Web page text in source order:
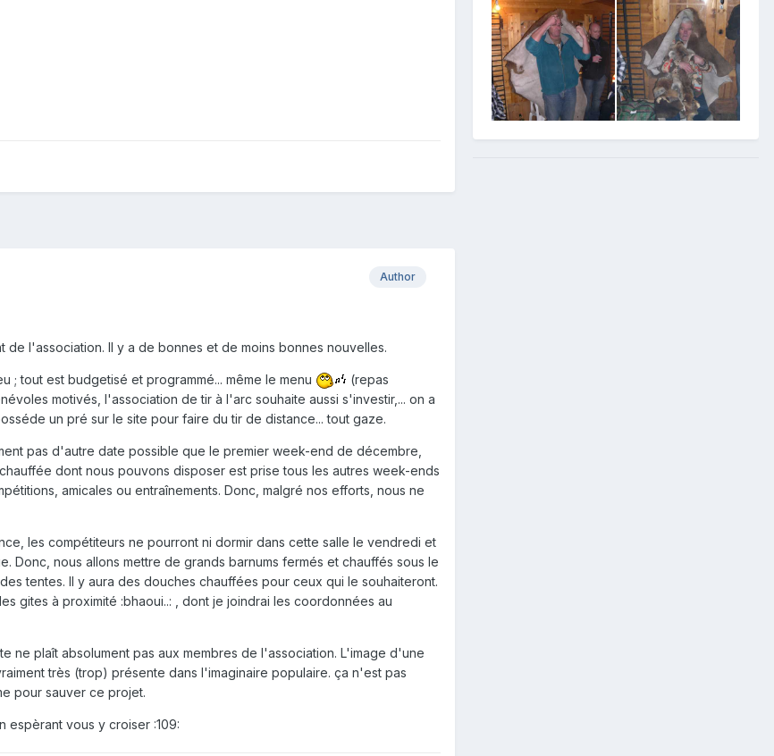
Author
l'association. Il y a de bonnes et de moins bonnes nouvelles.
; tout est budgetisé et programmé... même le menu
(repas
motivés, l'association de tir à l'arc souhaite aussi s'investir,... on a
un pré sur le site pour faire du tir de distance... tout gaze.
pas d'autre date possible que le premier week-end de décembre,
dont nous pouvons disposer est prise tous les autres week-ends
amicales ou entraînements. Donc, malgré nos efforts, nous ne
les compétiteurs ne pourront ni dormir dans cette salle le vendredi et
Donc, nous allons mettre de grands barnums fermés et chauffés sous le
tentes. Il y aura des douches chauffées pour ceux qui le souhaiteront.
gites à proximité :bhaoui..: , dont je joindrai les coordonnées au
ne plaît absolument pas aux membres de l'association. L'image d'une
très (trop) présente dans l'imaginaire populaire. ça n'est pas
pour sauver ce projet.
espèrant vous y croiser :109: